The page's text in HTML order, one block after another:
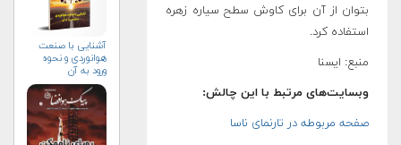
بتوان از آن برای کاوش سطح سیاره زهره
استفاده کرد.
منبع: ایسنا
وبسایت‌های مرتبط با این چالش:
صفحه مربوطه در تارنمای ناسا
آشنایی با صنعت
هوانوردی و نحوه
ورود به آن